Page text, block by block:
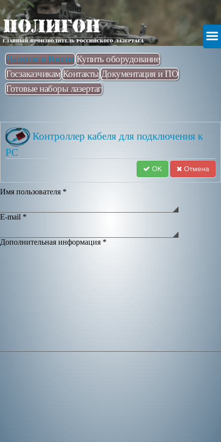
Лазертаг в России Купить оборудование
Госзаказчикам Контакты Документация и ПО
Готовые наборы лазертаг
Контроллер кабеля для подключения к
PC
OK Отмена
Имя пользователя *
E-mail *
Дополнительная информация *